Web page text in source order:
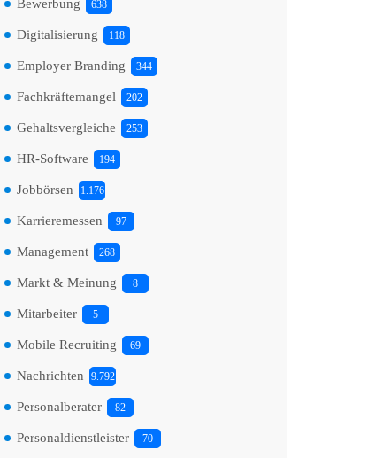
Bewerbung 638
Digitalisierung 118
Employer Branding 344
Fachkräftemangel 202
Gehaltsvergleiche 253
HR-Software 194
Jobbörsen 1.176
Karrieremessen 97
Management 268
Markt & Meinung 8
Mitarbeiter 5
Mobile Recruiting 69
Nachrichten 9.792
Personalberater 82
Personaldienstleister 70